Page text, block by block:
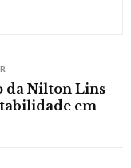
da Nilton Lins
em